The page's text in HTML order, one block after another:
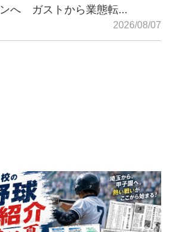
ンへ ガストから業態転...
2026/08/07